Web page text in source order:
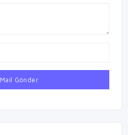
Mail Gönder